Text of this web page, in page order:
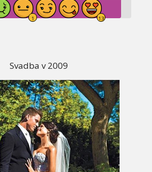
Svadba v 2009